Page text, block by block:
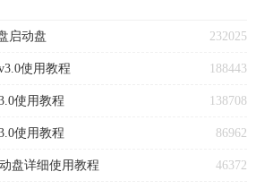
启动盘 232025
使用教程 188443
使用教程 138708
使用教程 86962
盘详细使用教程 46372